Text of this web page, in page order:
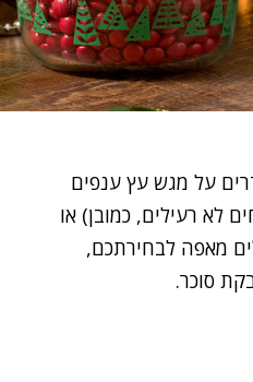
על מגש עץ ענפים
לא רעילים, כמובן) או
מאפה לבחירתכם,
סוכר.